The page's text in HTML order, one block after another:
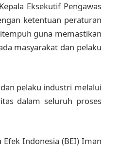
Eksekutif Pengawas
ketentuan peraturan
guna memastikan
masyarakat dan pelaku
pelaku industri melalui
dalam seluruh proses
Indonesia (BEI) Iman